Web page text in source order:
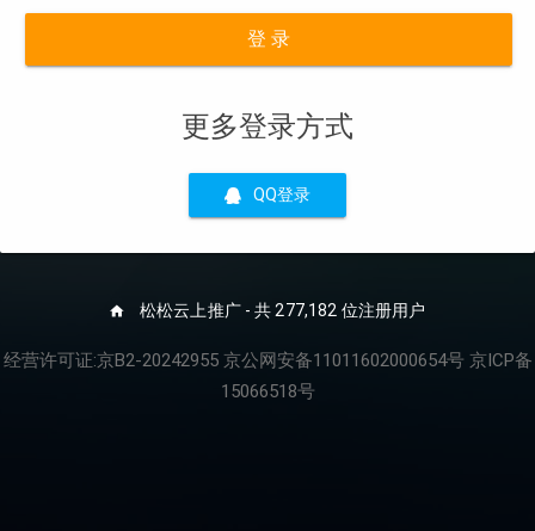
登 录
更多登录方式
QQ登录
松松云上推广 - 共 277,182 位注册用户
经营许可证:京B2-20242955 京公网安备11011602000654号 京ICP备
15066518号